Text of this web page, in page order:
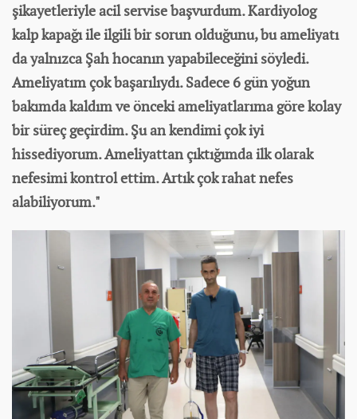
şikayetleriyle acil servise başvurdum. Kardiyolog
kalp kapağı ile ilgili bir sorun olduğunu, bu ameliyatı
da yalnızca Şah hocanın yapabileceğini söyledi.
Ameliyatım çok başarılıydı. Sadece 6 gün yoğun
bakımda kaldım ve önceki ameliyatlarıma göre kolay
bir süreç geçirdim. Şu an kendimi çok iyi
hissediyorum. Ameliyattan çıktığımda ilk olarak
nefesimi kontrol ettim. Artık çok rahat nefes
alabiliyorum."